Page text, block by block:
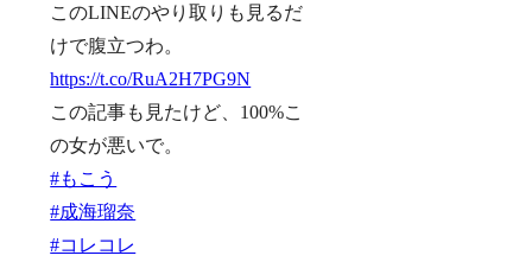
このLINEのやり取りも見るだ
けで腹立つわ。
https://t.co/RuA2H7PG9N
この記事も見たけど、100%こ
の女が悪いで。
#もこう
#成海瑠奈
#コレコレ